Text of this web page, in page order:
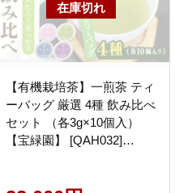
【有機栽培茶】一煎茶 ティ
ーバッグ 厳選 4種 飲み比べ
セット （各3g×10個入）
【宝緑園】 [QAH032]